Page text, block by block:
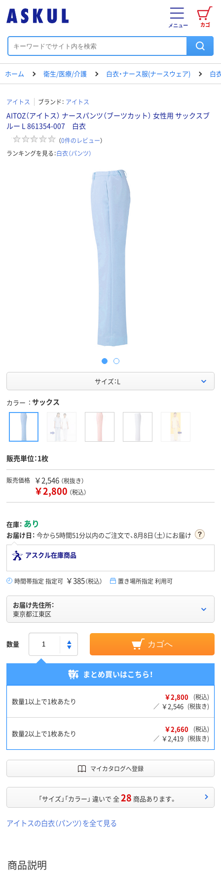
カゴ
メニュー
ホーム 衛生/医療/介護 白衣・ナース服(ナースウェア) 白
アイトス ブランド： アイトス
AITOZ（アイトス） ナースパンツ（ブーツカット） 女性用 サックスブ
ルー L 861354-007 白衣
（0件のレビュー）
ランキングを見る：白衣（パンツ）
サイズ：L
カラー サックス
販売単位：1枚
販売価格 ￥2,546 （税抜き）
￥2,800 （税込）
在庫： あり
お届け日： 今から5時間51分以内のご注文で、8月8日（土）にお届け
アスクル在庫商品
時間帯指定 指定可 ￥385（税込） 置き場所指定 利用可
お届け先住所：
東京都江東区
数量 カゴへ
まとめ買いはこちら！
数量1以上で1枚あたり ￥2,800
(税込)
／ ￥2,546 (税抜き)
数量2以上で1枚あたり ￥2,660
(税込)
／ ￥2,419 (税抜き)
マイカタログへ登録
「サイズ」「カラー」 違いで 全28 商品あります。
アイトスの白衣（パンツ）を全て見る
商品説明